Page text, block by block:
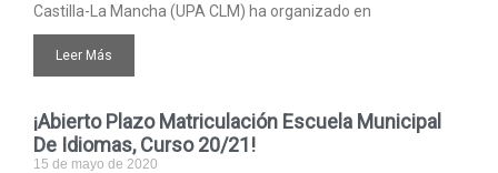
Castilla-La Mancha (UPA CLM) ha organizado en
Leer Más
¡Abierto Plazo Matriculación Escuela Municipal
De Idiomas, Curso 20/21!
15 de mayo de 2020